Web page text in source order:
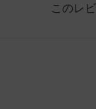
このレ